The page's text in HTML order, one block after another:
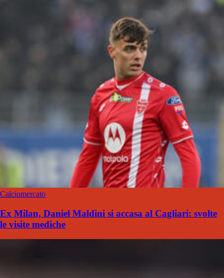
Calciomercato
Ex Milan, Daniel Maldini si accasa al Cagliari: svolte
le visite mediche